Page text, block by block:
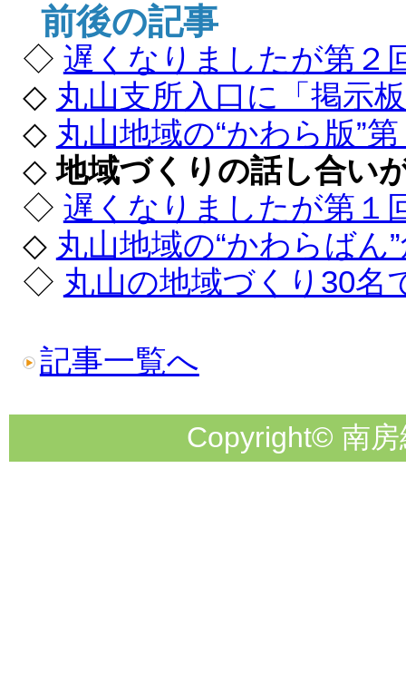
前後の記事
◇ 遅くなりましたが第２
◇ 丸山支所入口に「掲示
◇ 丸山地域の“かわら版”
◇地域づくりの話し合い
◇ 遅くなりましたが第１
◇ 丸山地域の“かわらばん
◇ 丸山の地域づくり30名
記事一覧へ
Copyright© 南